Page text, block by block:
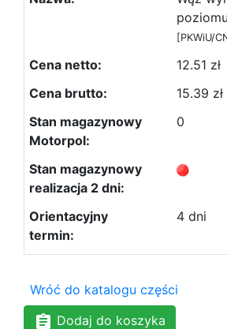
[PKWiU/
12.51 zł
15.39 zł
0
4 dni
Wróć do katalogu części
Dodaj do koszyka